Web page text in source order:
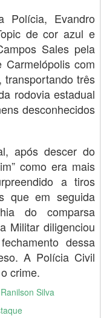
Polícia, Evandro
de cor azul e
Sales pela
com
transportando três
rodovia estadual
desconhecidos
após descer do
como era mais
a tiros
que em seguida
do comparsa
Militar diligenciou
dessa
A Polícia Civil
crime.
Ranilson Silva